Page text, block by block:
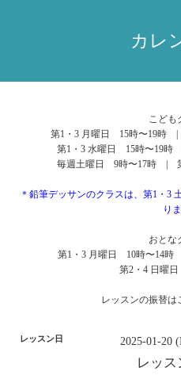
カレ
こども
第1・3 月曜日 15時〜19時
第1・3 水曜日 15時〜19
毎週土曜日 9時〜17時 |
＊鉛筆デッサンのクラスは、第1・
り
おとな
第1・3 月曜日 10時〜14
第2・4 日曜
レッスンの振替は
レッスン日 2025-01-20
レッス